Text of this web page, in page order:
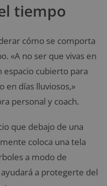
tiempo
cómo se comporta
«A no ser que vivas en
cubierto para
en días lluviosos,»
personal y coach.
que debajo de una
coloca una tela
a modo de
a protegerte del